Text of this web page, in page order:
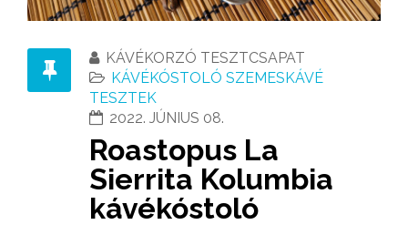
KÁVÉKORZÓ TESZTCSAPAT
KÁVÉKÓSTOLÓ SZEMESKÁVÉ
TESZTEK
2022. JÚNIUS 08.
Roastopus La
Sierrita Kolumbia
kávékóstoló